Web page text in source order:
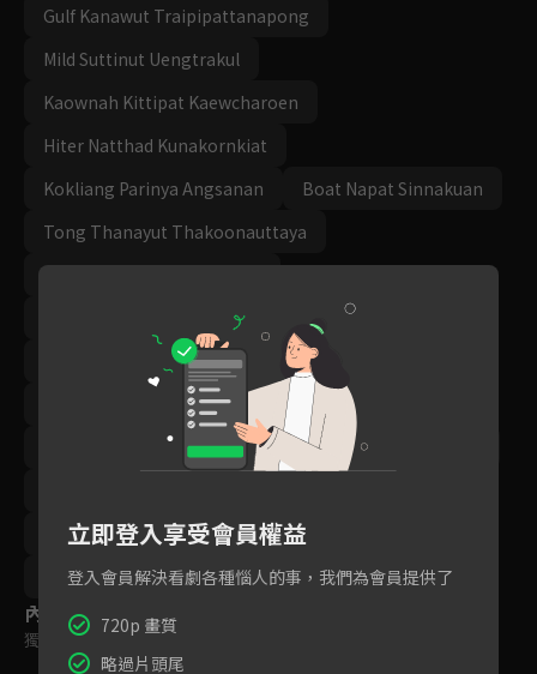
Gulf Kanawut Traipipattanapong
Mild Suttinut Uengtrakul
Kaownah Kittipat Kaewcharoen
Hiter Natthad Kunakornkiat
Kokliang Parinya Angsanan
Boat Napat Sinnakuan
Tong Thanayut Thakoonauttaya
Run Kantheephop Sirorattanaphanit
Kenji Wasin Panunaporn
Kaprao Pongkorn Wongkrittiyarat
AA Pattarabut Kiennukul
Eye Siwapohn Langkapin
Mean Phiravich Attachitsataporn
Mark Siwat Jumlongkul
內容標籤
獨家 ｜普遍級
立即登入享受會員權益
登入會員解決看劇各種惱人的事，我們為會員提供了
720p 畫質
略過片頭尾